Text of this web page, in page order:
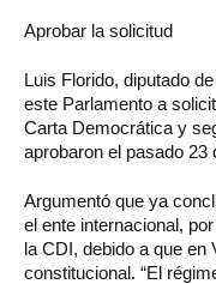
Aprobar la solicitud
Luis Florido, diputado
este Parlamento a
Carta Democrática y
aprobaron el pasado 23
Argumentó que ya
el ente internacional,
la CDI, debido a que en
constitucional. “El